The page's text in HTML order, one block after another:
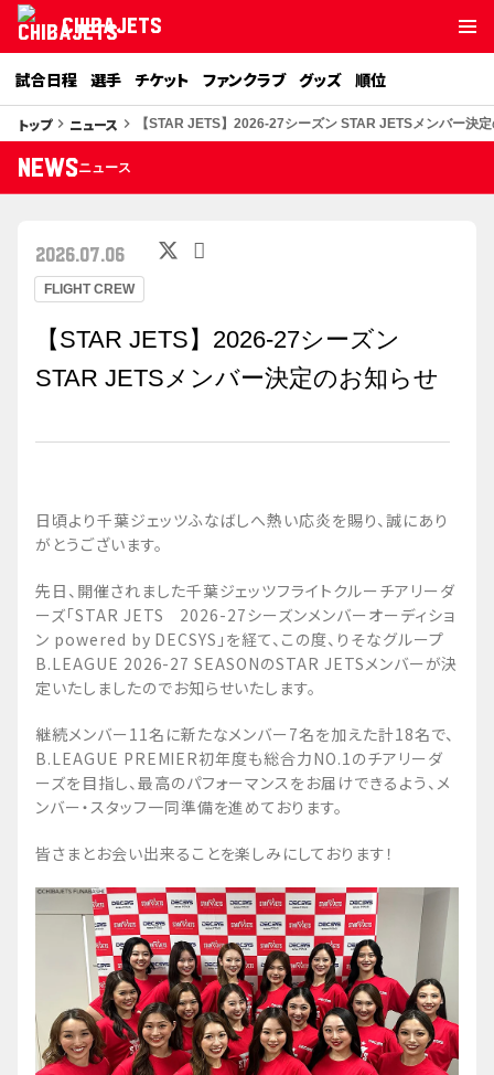
CHIBAJETS
試合日程 選手 チケット ファンクラブ グッズ 順位
トップkeyboard_arrow_right ニュース keyboard_arrow_right 【STAR JETS】2026-27シーズン STAR JETSメンバー決
NEWSニュース
FLIGHT CREW
2026.07.06
【STAR JETS】2026-27シーズン
STAR JETSメンバー決定のお知らせ
日頃より千葉ジェッツふなばしへ熱い応炎を賜り、誠にあり
がとうございます。
先日、開催されました千葉ジェッツフライトクルーチアリーダ
ーズ「STAR JETS 2026-27シーズンメンバーオーディショ
ン powered by DECSYS」を経て、この度、りそなグループ
B.LEAGUE 2026-27 SEASONのSTAR JETSメンバーが決
定いたしましたのでお知らせいたします。
継続メンバー11名に新たなメンバー7名を加えた計18名で、
B.LEAGUE PREMIER初年度も総合力NO.1のチアリーダ
ーズを目指し、最高のパフォーマンスをお届けできるよう、メ
ンバー・スタッフ一同準備を進めております。
皆さまとお会い出来ることを楽しみにしております！